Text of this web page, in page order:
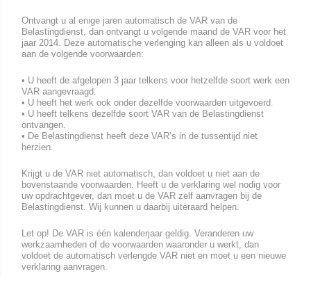
Ontvangt u al enige jaren automatisch de VAR van de
Belastingdienst, dan ontvangt u volgende maand de VAR voor het
jaar 2014. Deze automatische verlenging kan alleen als u voldoet
aan de volgende voorwaarden:
• U heeft de afgelopen 3 jaar telkens voor hetzelfde soort werk een
VAR aangevraagd.
• U heeft het werk ook onder dezelfde voorwaarden uitgevoerd.
• U heeft telkens dezelfde soort VAR van de Belastingdienst
ontvangen.
• De Belastingdienst heeft deze VAR’s in de tussentijd niet
herzien.
Krijgt u de VAR niet automatisch, dan voldoet u niet aan de
bovenstaande voorwaarden. Heeft u de verklaring wel nodig voor
uw opdrachtgever, dan moet u de VAR zelf aanvragen bij de
Belastingdienst. Wij kunnen u daarbij uiteraard helpen.
Let op! De VAR is één kalenderjaar geldig. Veranderen uw
werkzaamheden of de voorwaarden waaronder u werkt, dan
voldoet de automatisch verlengde VAR niet en moet u een nieuwe
verklaring aanvragen.